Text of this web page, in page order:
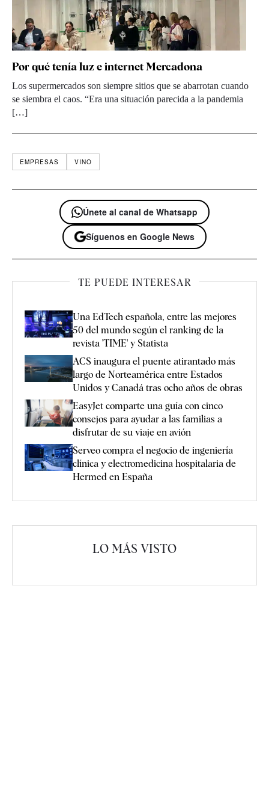
Por qué tenía luz e internet Mercadona
Los supermercados son siempre sitios que se abarrotan cuando
se siembra el caos. “Era una situación parecida a la pandemia
[…]
EMPRESAS VINO
Únete al canal de Whatsapp
Síguenos en Google News
TE PUEDE INTERESAR
Una EdTech española, entre las mejores
50 del mundo según el ranking de la
revista 'TIME' y Statista
ACS inaugura el puente atirantado más
largo de Norteamérica entre Estados
Unidos y Canadá tras ocho años de obras
EasyJet comparte una guía con cinco
consejos para ayudar a las familias a
disfrutar de su viaje en avión
Serveo compra el negocio de ingeniería
clínica y electromedicina hospitalaria de
Hermed en España
LO MÁS VISTO